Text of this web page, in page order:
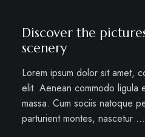
Discover the
scenery
Lorem ipsum dolor sit amet,
elit. Aenean commodo ligula
massa. Cum sociis natoque
parturient montes, nascetur …